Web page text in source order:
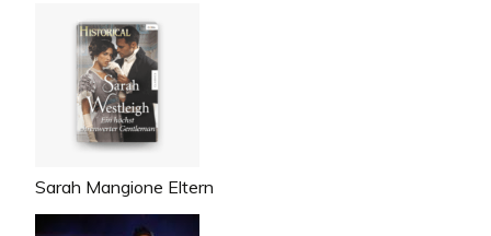
Sarah Mangione Eltern